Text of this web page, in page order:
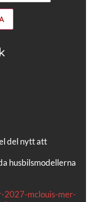
del nytt att
husbilsmodellerna
2027-mclouis-mer-